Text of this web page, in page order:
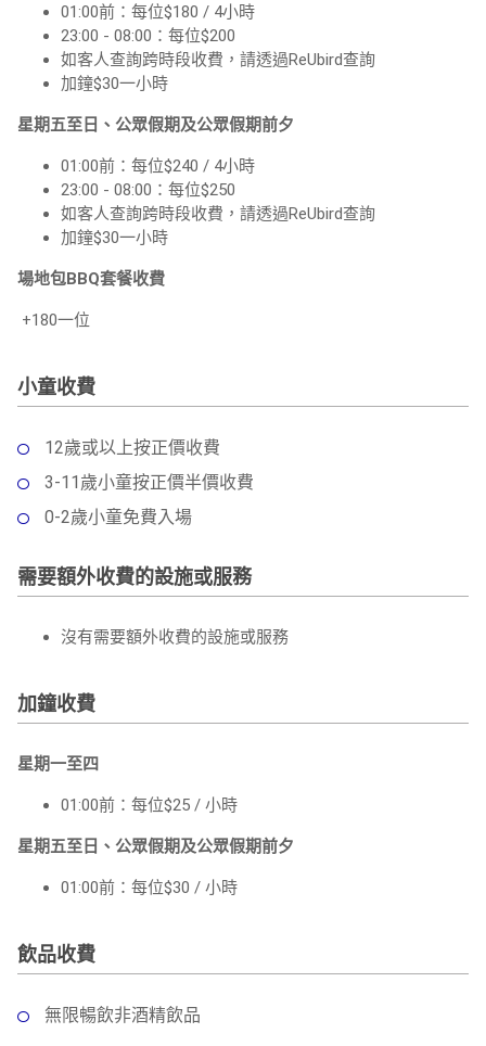
01:00前：每位$180 / 4小時
23:00 - 08:00：每位$200
如客人查詢跨時段收費，請透過ReUbird查詢
加鐘$30一小時
星期五至日、公眾假期及公眾假期前夕
01:00前：每位$240 / 4小時
23:00 - 08:00：每位$250
如客人查詢跨時段收費，請透過ReUbird查詢
加鐘$30一小時
場地包BBQ套餐收費
+180一位
小童收費
12歲或以上按正價收費
3-11歲小童按正價半價收費
0-2歲小童免費入場
需要額外收費的設施或服務
沒有需要額外收費的設施或服務
加鐘收費
星期一至四
01:00前：每位$25 / 小時
星期五至日、公眾假期及公眾假期前夕
01:00前：每位$30 / 小時
飲品收費
無限暢飲非酒精飲品